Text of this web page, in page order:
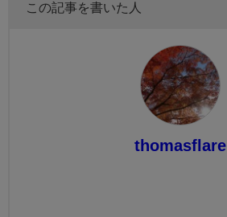
この記事を書いた人
thomasflare